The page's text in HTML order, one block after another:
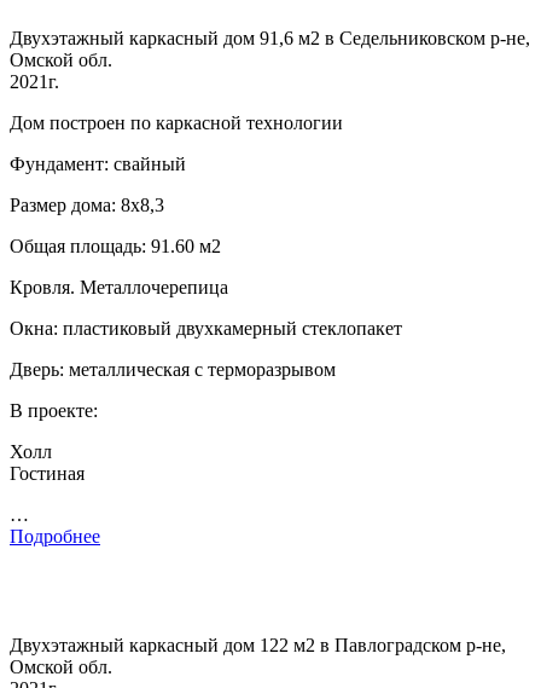
Двухэтажный каркасный дом 91,6 м2 в Седельниковском р-не,
Омской обл.
2021г.
Дом построен по каркасной технологии
Фундамент: свайный
Размер дома: 8х8,3
Общая площадь: 91.60 м2
Кровля. Металлочерепица
Окна: пластиковый двухкамерный стеклопакет
Дверь: металлическая с терморазрывом
В проекте:
Холл
Гостиная
…
Подробнее
Двухэтажный каркасный дом 122 м2 в Павлоградском р-не,
Омской обл.